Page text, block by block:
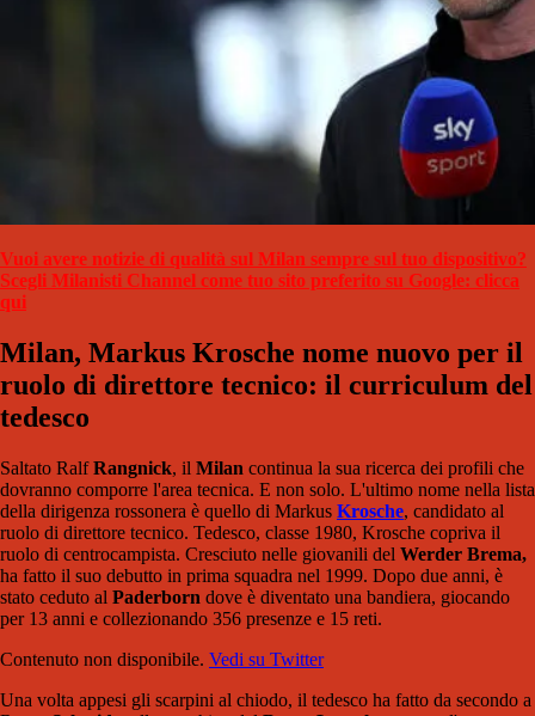
Vuoi avere notizie di qualità sul Milan sempre sul tuo dispositivo?
Scegli Milanisti Channel come tuo sito preferito su Google: clicca
qui
Milan, Markus Krosche nome nuovo per il
ruolo di direttore tecnico: il curriculum del
tedesco
Saltato RalfRangnick, il Milan continua la sua ricerca dei profili che
dovranno comporre l'area tecnica. E non solo. L'ultimo nome nella lista
della dirigenza rossonera è quello di Markus Krosche, candidato al
ruolo di direttore tecnico. Tedesco, classe 1980, Krosche copriva il
ruolo di centrocampista. Cresciuto nelle giovanili del Werder Brema,
ha fatto il suo debutto in prima squadra nel 1999. Dopo due anni, è
stato ceduto al Paderborn dove è diventato una bandiera, giocando
per 13 anni e collezionando 356 presenze e 15 reti.
Contenuto non disponibile. Vedi su Twitter
Una volta appesi gli scarpini al chiodo, il tedesco ha fatto da secondo a